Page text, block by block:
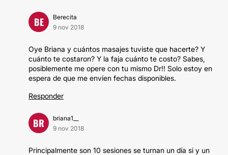
BE
Berecita
9 nov 2018
Oye Briana y cuántos masajes tuviste que hacerte? Y
cuánto te costaron? Y la faja cuánto te costo? Sabes,
posiblemente me opere con tu mismo Dr!! Solo estoy en
espera de que me envíen fechas disponibles.
Responder
BR
briana1__
9 nov 2018
Principalmente son 10 sesiones se turnan un día si y un